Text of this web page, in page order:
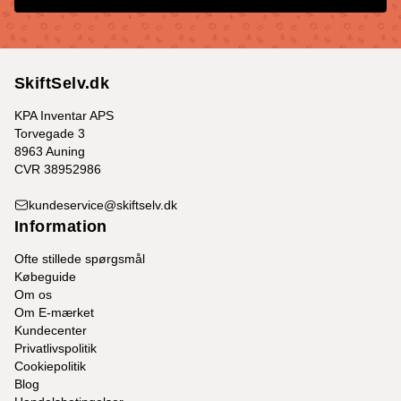
SkiftSelv.dk
KPA Inventar APS
Torvegade 3
8963 Auning
CVR 38952986
kundeservice@skiftselv.dk
Information
Ofte stillede spørgsmål
Købeguide
Om os
Om E-mærket
Kundecenter
Privatlivspolitik
Cookiepolitik
Blog